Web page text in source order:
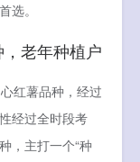
选。
老年种植户
红薯品种，经过
经过全时段考
，主打一个“种